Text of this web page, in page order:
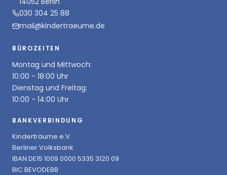
030 304 25 88
mail@kindertraeume.de
BÜROZEITEN
Montag und Mittwoch:
10:00 - 18:00 Uhr
Dienstag und Freitag:
10:00 - 14:00 Uhr
BANKVERBINDUNG
Kinderträume e.V.
Berliner Volksbank
IBAN DE15 1009 0000 5335 3120 09
BIC BEVODEBB